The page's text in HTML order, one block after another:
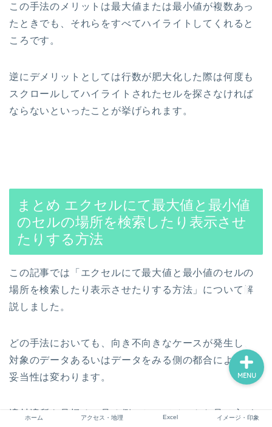
この手法のメリットは最大値または最小値が複数あっ
たときでも、それらをすべてハイライトしてくれると
ころです。
逆にデメリットとしては行数が肥大化した際は何度も
スクロールしてハイライトされたセルを探さなければ
ならないといったことが挙げられます。
まとめ エクセルにて最大値と最小値
のセルの場所を検索したり表示させ
たりする方法
この記事では「 エクセルにて最大値と最小値のセルの
場所を検索したり表示させたりする方法 」 について解
説しました。
どの手法においても、 向き不向きなケースが発生し、
対象のデータあるいはデータをみる側の都合によって
妥当性は変わります。
適材適所を見極め、見る側にとってベストな
見せ方が
ホーム アクセス・地理 Excel イメージ・印象
MENU
ホーム
Excel